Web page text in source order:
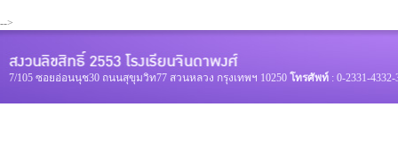
-->
7/105 ซอยอ่อนนุช30 ถนนสุขุมวิท77 สวนหลวง กรุงเทพฯ 10250 โทรศัพท์ : 0-2331-